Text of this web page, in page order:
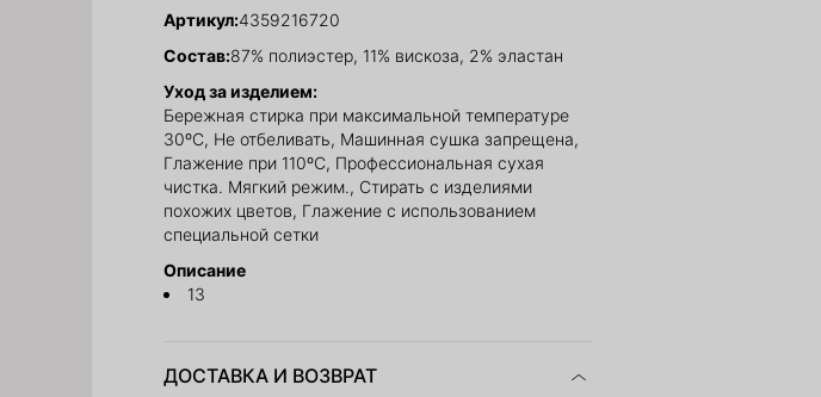
Артикул:4359216720
Состав:87% полиэстер, 11% вискоза, 2% эластан
Уход за изделием:
Бережная стирка при максимальной температуре
30ºС, Не отбеливать, Машинная сушка запрещена,
Глажение при 110ºС, Профессиональная сухая
чистка. Мягкий режим., Стирать с изделиями
похожих цветов, Глажение с использованием
специальной сетки
Описание
13
ДОСТАВКА И ВОЗВРАТ